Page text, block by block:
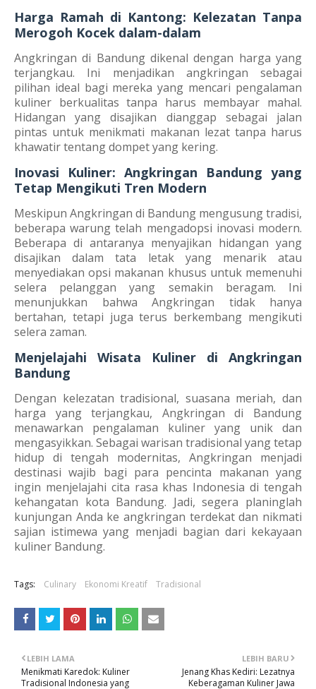
Harga Ramah di Kantong: Kelezatan Tanpa
Merogoh Kocek dalam-dalam
Angkringan di Bandung dikenal dengan harga yang
terjangkau. Ini menjadikan angkringan sebagai
pilihan ideal bagi mereka yang mencari pengalaman
kuliner berkualitas tanpa harus membayar mahal.
Hidangan yang disajikan dianggap sebagai jalan
pintas untuk menikmati makanan lezat tanpa harus
khawatir tentang dompet yang kering.
Inovasi Kuliner: Angkringan Bandung yang
Tetap Mengikuti Tren Modern
Meskipun Angkringan di Bandung mengusung tradisi,
beberapa warung telah mengadopsi inovasi modern.
Beberapa di antaranya menyajikan hidangan yang
disajikan dalam tata letak yang menarik atau
menyediakan opsi makanan khusus untuk memenuhi
selera pelanggan yang semakin beragam. Ini
menunjukkan bahwa Angkringan tidak hanya
bertahan, tetapi juga terus berkembang mengikuti
selera zaman.
Menjelajahi Wisata Kuliner di Angkringan
Bandung
Dengan kelezatan tradisional, suasana meriah, dan
harga yang terjangkau, Angkringan di Bandung
menawarkan pengalaman kuliner yang unik dan
mengasyikkan. Sebagai warisan tradisional yang tetap
hidup di tengah modernitas, Angkringan menjadi
destinasi wajib bagi para pencinta makanan yang
ingin menjelajahi cita rasa khas Indonesia di tengah
kehangatan kota Bandung. Jadi, segera planinglah
kunjungan Anda ke angkringan terdekat dan nikmati
sajian istimewa yang menjadi bagian dari kekayaan
kuliner Bandung.
Tags: Culinary Ekonomi Kreatif Tradisional
LEBIH BARU
Jenang Khas Kediri: Lezatnya
Keberagaman Kuliner Jawa
LEBIH LAMA
Menikmati Karedok: Kuliner
Tradisional Indonesia yang